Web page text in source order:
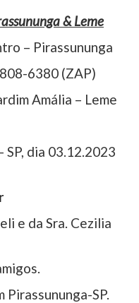
& Leme
– Pirassununga
6380 (ZAP)
Amália – Leme
SP, dia 03.12.2023
e da Sra. Cezilia
Pirassununga-SP.